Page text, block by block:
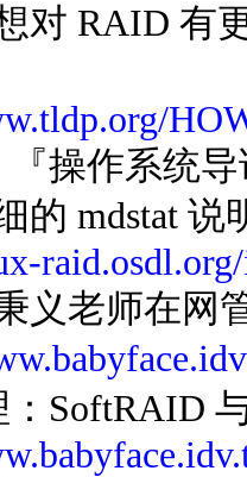
对 RAID 有
操作系统
的 mdstat
义老师在网
SoftRAID